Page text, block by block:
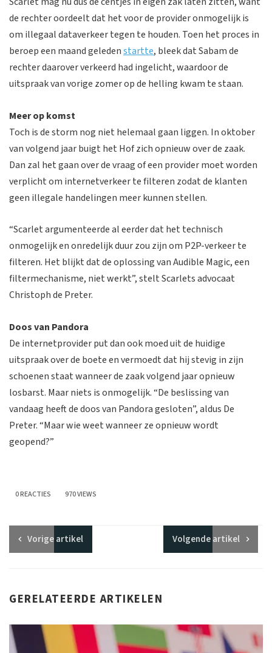
de rechter oordeelt dat het voor de provider onmogelijk is
om illegaal dataverkeer tegen te houden. Toen het proces in
beroep een maand geledenstartte, bleek dat Sabam de
rechter daarover verkeerd had ingelicht, waardoor de
uitspraak van vorige zomer op de helling kwam te staan.
Meer op komst
Toch is de storm nog niet helemaal gaan liggen. In oktober
van volgend jaar buigt het Hof zich opnieuw over de zaak.
Dan zal het gaan over de vraag of een provider moet worden
verplicht om internetverkeer te filteren zodat de klanten
geen illegale handelingen meer kunnen stellen.
“Scarlet argumenteerde al eerder dat het technisch
onmogelijk en onredelijk duur zou zijn om P2P-verkeer te
filteren. Het blijkt dat de oplossing van Audible Magic, een
filtermechanisme, niet werkt”, stelt Scarlets advocaat
Christoph de Preter.
Doos van Pandora
De internetprovider put dan ook moed uit de huidige
uitspraak over de boete en vermoedt dat hij stevig in zijn
schoenen staat wanneer de zaak volgend jaar opnieuw
losbarst. Maar niets is onmogelijk. “De beslissing van
vandaag heeft de doos van Pandora gesloten”, aldus De
Preter. “Maar wie weet wanneer ze opnieuw wordt
geopend?”
0 REACTIES 970 VIEWS
Vorigeartikel Volgendeartikel
GERELATEERDE ARTIKELEN